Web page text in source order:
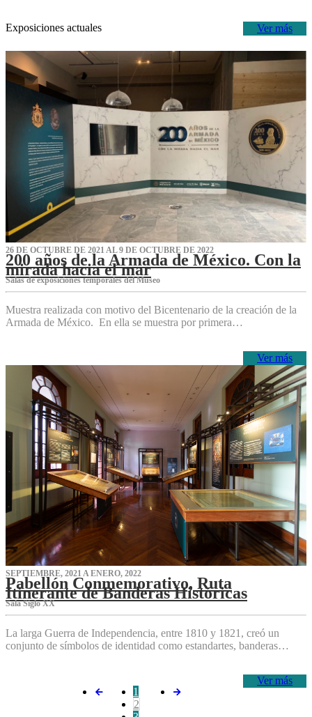
Ver más
Exposiciones actuales
26 DE OCTUBRE DE 2021 AL 9 DE OCTUBRE DE 2022
200 años de la Armada de México. Con la
mirada hacia el mar
Salas de exposiciones temporales del Museo‌
Muestra realizada con motivo del Bicentenario de la creación de la
Armada de México. En ella se muestra por primera…
Ver más
SEPTIEMBRE, 2021 A ENERO, 2022
Pabellón Conmemorativo, Ruta
Itinerante de Banderas Históricas
Sala Siglo XX
La larga Guerra de Independencia, entre 1810 y 1821, creó un
conjunto de símbolos de identidad como estandartes, banderas…
Ver más
1
2